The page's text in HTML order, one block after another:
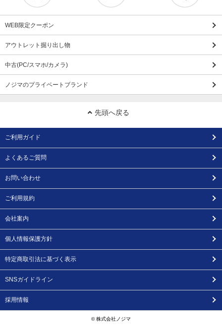
WEB限定クーポン
アウトレット掘り出し物
中古(PC/スマホ/カメラ)
ノジマのプライベートブランド
先頭へ戻る
ご利用ガイド
よくあるご質問
お問い合わせ
ご利用規約
会社案内
個人情報保護方針
特定商取引法に基づく表示
SNSガイドライン
採用情報
© 株式会社ノジマ